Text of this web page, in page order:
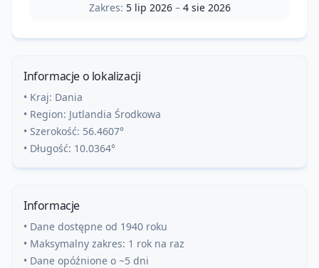
Zakres: 5 lip 2026– 4 sie 2026
Informacje o lokalizacji
• Kraj: Dania
• Region: Jutlandia Środkowa
• Szerokość: 56.4607°
• Długość: 10.0364°
Informacje
• Dane dostępne od 1940 roku
• Maksymalny zakres: 1 rok na raz
• Dane opóźnione o ~5 dni